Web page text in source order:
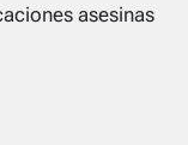
asesinas